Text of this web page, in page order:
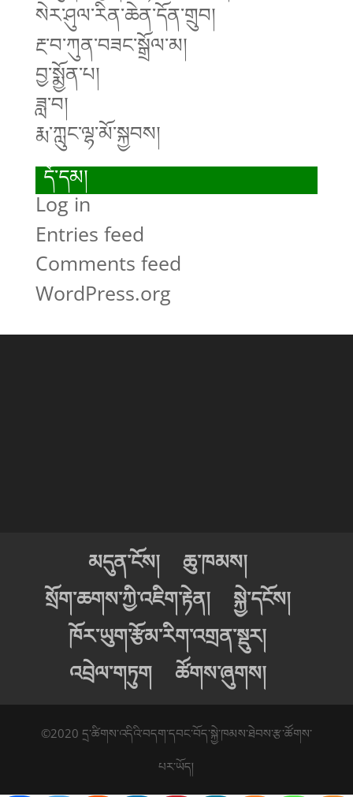
སེར་ཤུལ་རིན་ཆེན་དོན་གྲུབ།
རྔ་བ་ཀུན་བཟང་སྒྲོལ་མ།
བྱ་སྨྱོན་པ།
ཟླ་བ།
རྨ་ཀླུང་ལྷ་མོ་སྐྱབས།
དོ་དམ།
Log in
Entries feed
Comments feed
WordPress.org
མདུན་ངོས།
ཆུ་ཁམས།
སྲོག་ཆགས་ཀྱི་འཇིག་རྟེན།
སྐྱེ་དངོས།
ཁོར་ཡུག་རྩོམ་རིག་འགྲན་སྡུར།
འབྲེལ་གཏུག
ཚོགས་ཞུགས།
©2020 དྲ་ཚིགས་འདིའི་བདག་དབང་བོད་སྐྱེ་ཁམས་ཐེབས་རྩ་ཚོགས་
པར་ཡོད།